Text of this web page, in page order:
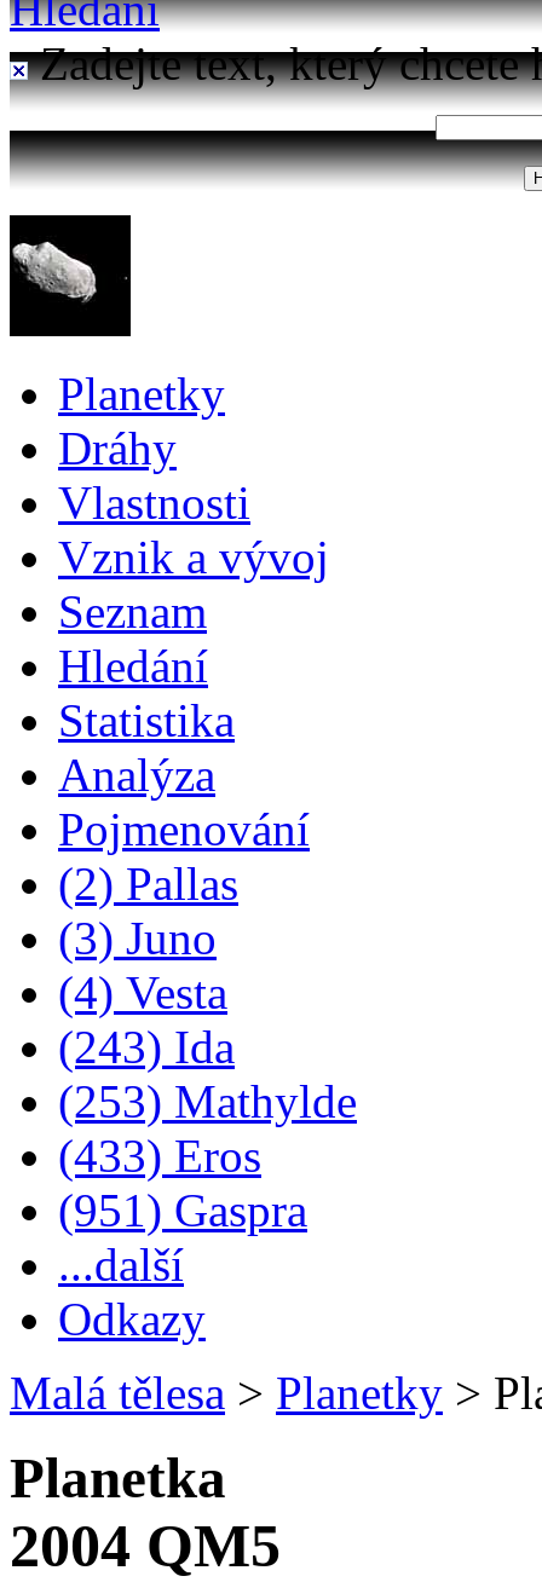
Zadejte text, který chcete
Planetky
Dráhy
Vlastnosti
Vznik a vývoj
Seznam
Hledání
Statistika
Analýza
Pojmenování
(2) Pallas
(3) Juno
(4) Vesta
(243) Ida
(253) Mathylde
(433) Eros
(951) Gaspra
...další
Odkazy
Malá tělesa > Planetky >
Planetka
2004 QM5